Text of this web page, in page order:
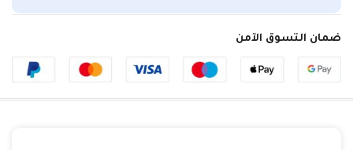
ضمان التسوق الآمن